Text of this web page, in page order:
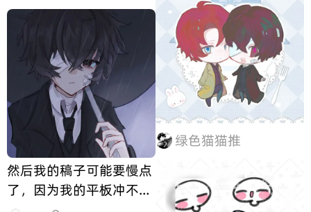
然后我的稿子可能要慢点
了，因为我的平板冲不进
绿色猫猫推